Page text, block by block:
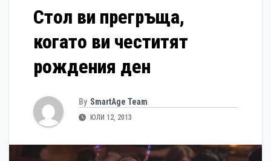
Стол ви прегръща,
когато ви честитят
рождения ден
By SmartAge Team
ЮЛИ 12, 2013